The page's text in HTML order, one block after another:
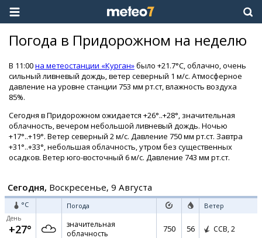
Погода в Придорожном на неделю
В 11:00на метеостанции «Курган»было +21.7°C, облачно, очень
сильный ливневый дождь, ветер северный 1 м/с. Атмосферное
давление на уровне станции 753 мм рт.ст, влажность воздуха
85%.
Сегодня в Придорожном ожидается +26°..+28°, значительная
облачность, вечером небольшой ливневый дождь. Ночью
+17°..+19°. Ветер северный 2 м/с. Давление 750 мм рт.ст. Завтра
+31°..+33°, небольшая облачность, утром без существенных
осадков. Ветер юго-восточный 6 м/с. Давление 743 мм рт.ст.
Сегодня, Воскресенье, 9 Августа
°C Погода Ветер
День
+27°
значительная
облачность
750 56 ССВ, 2